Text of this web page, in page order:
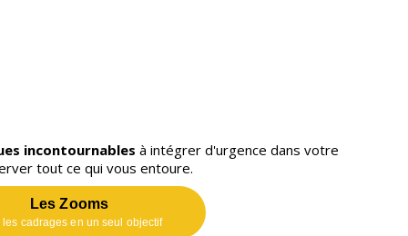
incontournables à intégrer d'urgence dans votre
tout ce qui vous entoure.
Les Zooms
les cadrages en un seul objectif